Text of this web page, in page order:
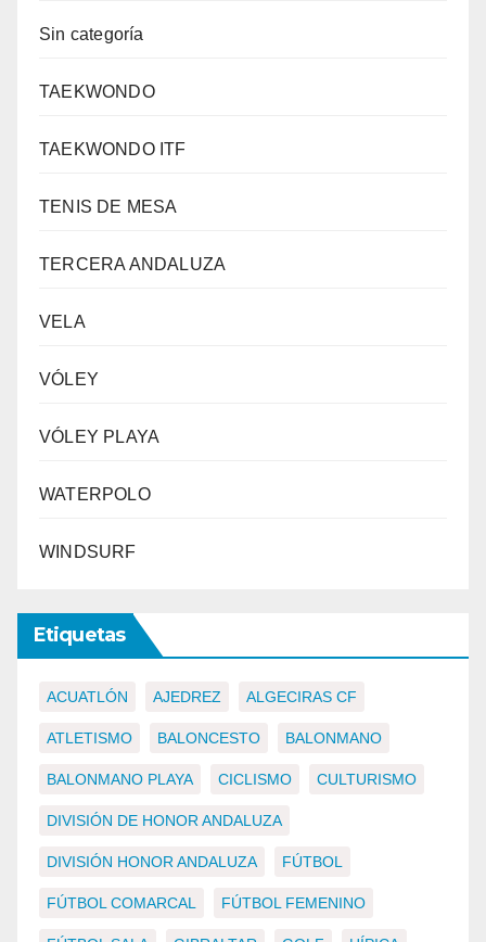
Sin categoría
TAEKWONDO
TAEKWONDO ITF
TENIS DE MESA
TERCERA ANDALUZA
VELA
VÓLEY
VÓLEY PLAYA
WATERPOLO
WINDSURF
Etiquetas
ACUATLÓN AJEDREZ ALGECIRAS CF
ATLETISMO BALONCESTO BALONMANO
BALONMANO PLAYA CICLISMO CULTURISMO
DIVISIÓN DE HONOR ANDALUZA
DIVISIÓN HONOR ANDALUZA FÚTBOL
FÚTBOL COMARCAL FÚTBOL FEMENINO